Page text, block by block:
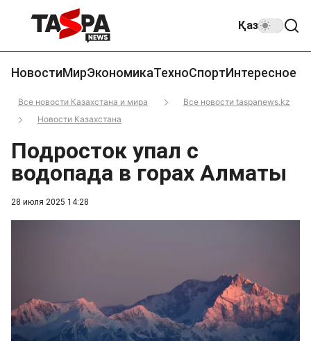
Қаз
НовостиМирЭкономикаТехноСпортИнтересное
Все новости Казахстана и мира
Все новости taspanews.kz
Новости Казахстана
28 июля 2025 14:28
Подросток упал с
водопада в горах Алматы